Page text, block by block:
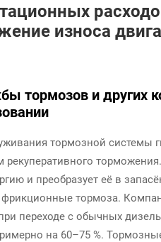
износа
тормозов и других
тормозной системы
рекуперативного
и преобразует её в
фрикционные тормоза.
переходе с обычных
на 60–75 %.